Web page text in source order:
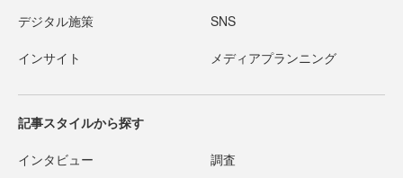
デジタル施策 SNS
インサイト メディアプランニング
記事スタイルから探す
インタビュー 調査